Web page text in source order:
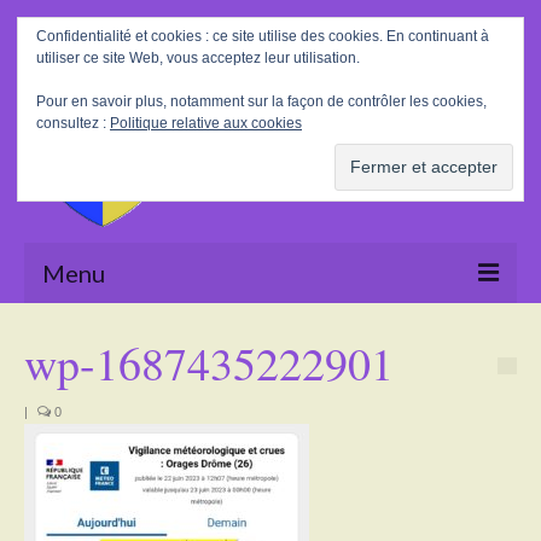
Rechercher
:
Menu
La Mairie
Tourisme
wp-1687435222901
| 0
Confidentialité et cookies : ce site utilise des cookies. En continuant à
utiliser ce site Web, vous acceptez leur utilisation.
Pour en savoir plus, notamment sur la façon de contrôler les cookies,
consultez : Politique relative aux cookies